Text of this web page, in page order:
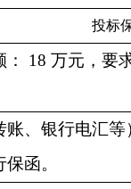
投标
18 万元，要
账、银行电汇
函。